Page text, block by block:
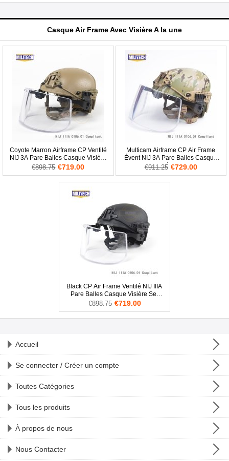
Casque Air Frame Avec Visière A la une
Coyote Marron Airframe CP Ventilé
NIJ 3A Pare Balles Casque Visière
Set Deal
€898.75 €719.00
Multicam Airframe CP Air Frame
Évent NIJ 3A Pare Balles Casque
Visière Set
€911.25 €729.00
Black CP Air Frame Ventilé NIJ IIIA
Pare Balles Casque Visière Set
Deal
€898.75 €719.00
Accueil
Se connecter / Créer un compte
Toutes Catégories
Tous les produits
À propos de nous
Nous Contacter